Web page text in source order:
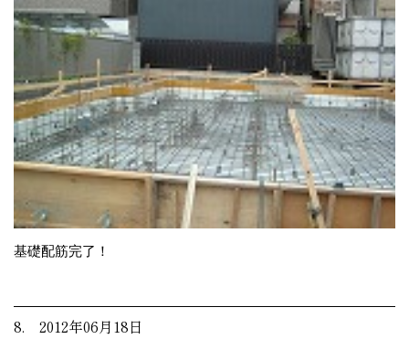
基礎配筋完了！
8. 2012年06月18日